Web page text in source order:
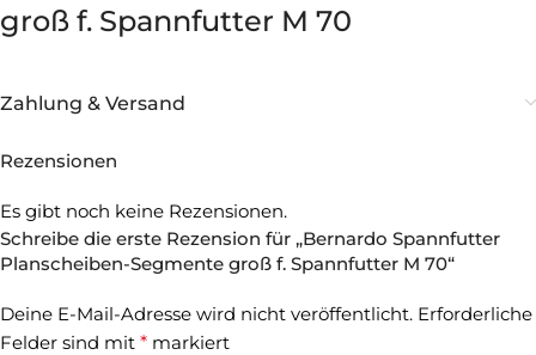
groß f. Spannfutter M 70
Zahlung & Versand
Rezensionen
Es gibt noch keine Rezensionen.
Schreibe die erste Rezension für „Bernardo Spannfutter
Planscheiben-Segmente groß f. Spannfutter M 70“
Deine E-Mail-Adresse wird nicht veröffentlicht. Erforderliche
Felder sind mit * markiert